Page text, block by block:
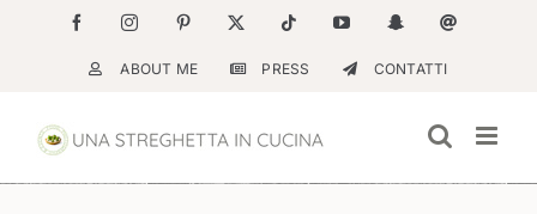
contenuto
FacebookInstagramPinterest Tiktok YouTubeSnapchatEmail
ABOUT ME PRESS CONTATTI